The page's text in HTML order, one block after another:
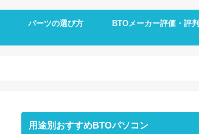
パーツの選び方 BTOメーカー評価・評判
用途別おすすめBTOパソコン